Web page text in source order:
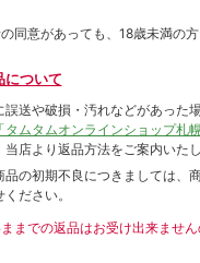
同意があっても、18歳未満の
について
誤送や破損・汚れなどがあった
「タムタムオンラインショップ札
店より返品方法をご案内いたし
品の初期不良につきましては、
ださい。
までの返品はお受け出来ません